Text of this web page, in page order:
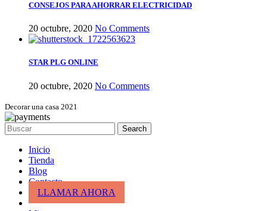
CONSEJOS PARA AHORRAR ELECTRICIDAD
20 octubre, 2020 No Comments
STAR PLG ONLINE
20 octubre, 2020 No Comments
Decorar una casa 2021
Search
Inicio
Tienda
Blog
Contacto
LLAMAR AHORA